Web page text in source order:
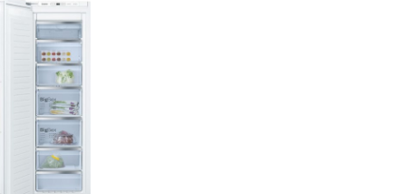
Thành sau CleanSteel của tủ lạnh Miele đảm bảo hơi lạnh bên
trong được phân bổ tối ưu và đồng đều. Không thể nhìn thấy sự
ngưng tụ cũng như sự hình thành băng.
FLEXILIGHT 2.0 - Cái nhìn tốt nhất về món